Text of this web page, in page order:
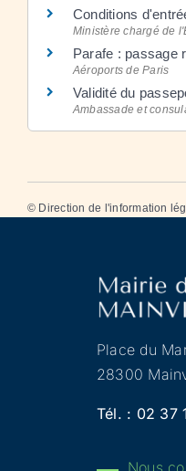
Conditions
Ministère chargé de
Parafe : passage
Aéroports de Paris
Validité du
Ambassade et
© Direction de l'information
Place du
28300
Tél. : 02 37